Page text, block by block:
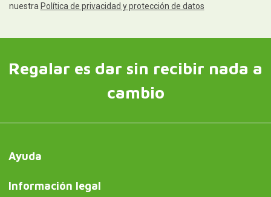
nuestra Política de privacidad y protección de datos
Regalar es dar sin recibir nada a
cambio
Ayuda
Información legal